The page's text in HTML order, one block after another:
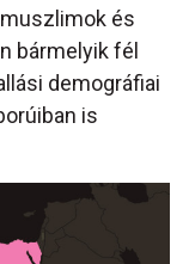
és
bármelyik fél
demográfiai
is